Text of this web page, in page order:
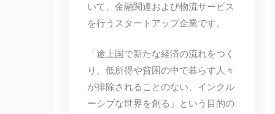
いて、金融関連および物流サービス
を行うスタートアップ企業です。
「途上国で新たな経済の流れをつく
り、低所得や貧困の中で暮らす人々
が排除されることのない、インクル
ーシブな世界を創る」という目的の